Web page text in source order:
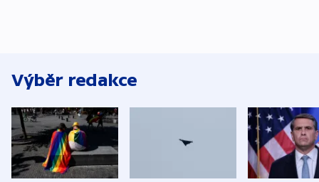
Výběr redakce